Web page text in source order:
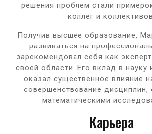
решения проблем стали
коллег и коллективов.
Получив высшее образование,
развиваться на
зарекомендовал себя как
своей области. Его вклад в науку
оказал существенное влияние
совершенствование дисциплин,
математическими
Карьера